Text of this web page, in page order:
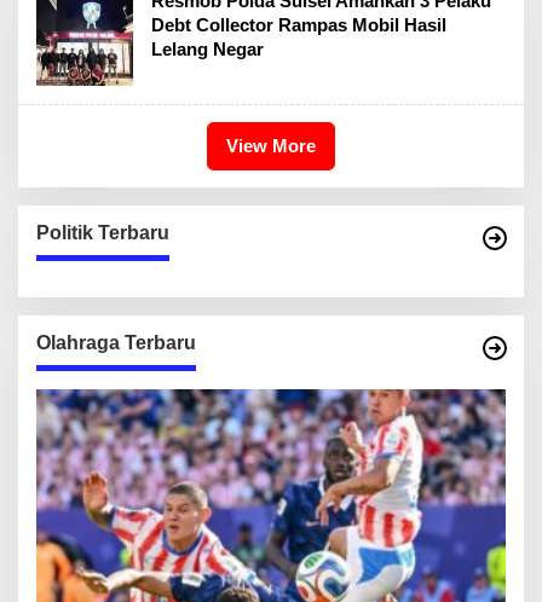
Debt Collector Rampas Mobil Hasil
Lelang Negar
View More
Politik Terbaru
Olahraga Terbaru